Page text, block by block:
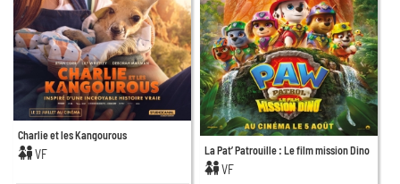
Charlie et les Kangourous
VF La Pat’ Patrouille : Le film mission Dino
VF